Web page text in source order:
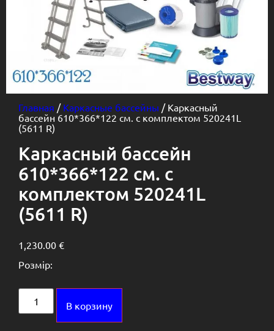
Главная / Каркасные бассейны / Каркасный
бассейн 610*366*122 см. с комплектом 520241L
(5611 R)
Каркасный бассейн
610*366*122 см. с
комплектом 520241L
(5611 R)
1,230.00 €
Розмір:
В корзину